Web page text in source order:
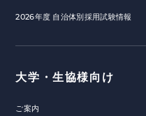
2026年度 自治体別採用試験情報
大学・生協様向け
ご案内